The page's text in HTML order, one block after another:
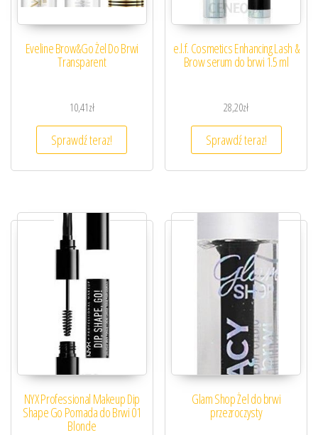
Eveline Brow&Go Żel Do Brwi
Transparent
10,41zł
Sprawdź teraz!
e.l.f. Cosmetics Enhancing Lash &
Brow serum do brwi 1.5 ml
28,20zł
Sprawdź teraz!
NYX Professional Makeup Dip
Shape Go Pomada do Brwi 01
Blonde
Glam Shop Żel do brwi
przezroczysty